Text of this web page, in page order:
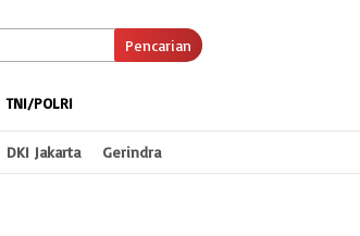
Pencarian
TNI/POLRI
DKI Jakarta Gerindra